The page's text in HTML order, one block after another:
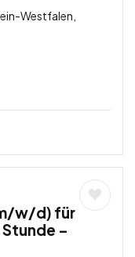
Westfalen,
w/d) für
–